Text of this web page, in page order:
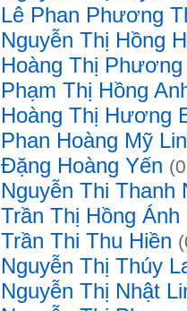
Lê Phan Phương
Nguyễn Thị Hồng
Hoàng Thị Phương
Phạm Thị Hồng
Hoàng Thị Hương
Phan Hoàng Mỹ
Đặng Hoàng Yến
Nguyễn Thi Thanh
Trần Thị Hồng Ánh
Trần Thi Thu Hiền
Nguyễn Thị Thúy
Nguyễn Thị Nhật